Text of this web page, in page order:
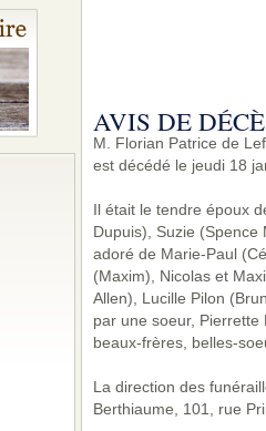
AVIS DE
M. Florian Patrice de
est décédé le jeudi 18
Il était le tendre époux
Dupuis), Suzie
adoré de Marie-Paul
(Maxim), Nicolas et
Allen), Lucille Pilon
par une soeur,
beaux-frères, belles-
La direction des
Berthiaume, 101, rue